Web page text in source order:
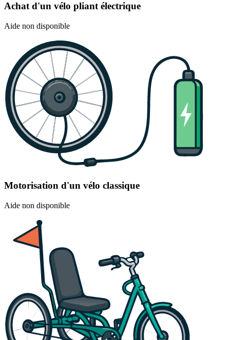
Achat d'un vélo pliant électrique
Aide non disponible
Motorisation d'un vélo classique
Aide non disponible